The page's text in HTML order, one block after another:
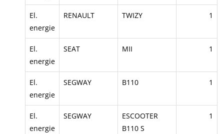
El.
energie
RENAULT TWIZY 1
El.
energie
SEAT MII 1
El.
energie
SEGWAY B110 1
El.
energie
SEGWAY
ESCOOTER
B110 S
1